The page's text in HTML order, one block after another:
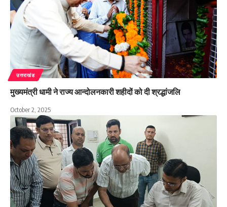
उत्तराखंड
मुख्यमंत्री धामी ने राज्य आन्दोलनकारी शहीदों को दी श्रद्धांजलि
October 2, 2025